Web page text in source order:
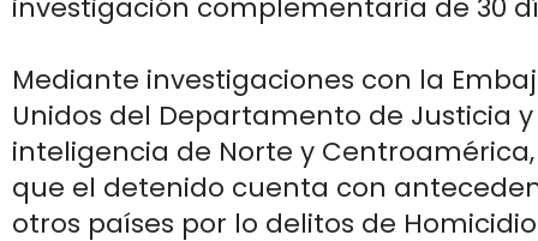
investigación complementaria de 30
Mediante investigaciones con la
Unidos del Departamento de Justicia
inteligencia de Norte y
que el detenido cuenta con
otros países por lo delitos de